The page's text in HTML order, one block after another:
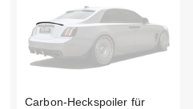
Carbon-Heckspoiler für